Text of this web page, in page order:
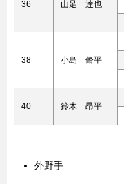
36 山足 達也
38 小島 脩平
40 鈴木 昂平
外野手